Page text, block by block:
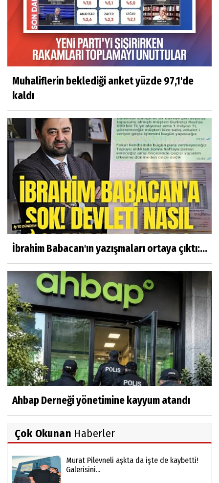
Muhaliflerin beklediği anket yüzde 97,1'de
kaldı
İbrahim Babacan'ın yazışmaları ortaya çıktı:...
Ahbap Derneği yönetimine kayyum atandı
Çok Okunan Haberler
Murat Pilevneli aşkta da işte de kaybetti!
Galerisini...